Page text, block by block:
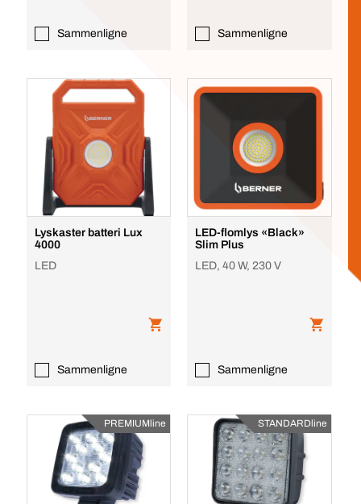
Sammenligne Sammenligne
Lyskaster batteri Lux
4000
LED
Sammenligne
LED-flomlys «Black»
Slim Plus
LED, 40 W, 230 V
Sammenligne
PREMIUMline STANDARDline